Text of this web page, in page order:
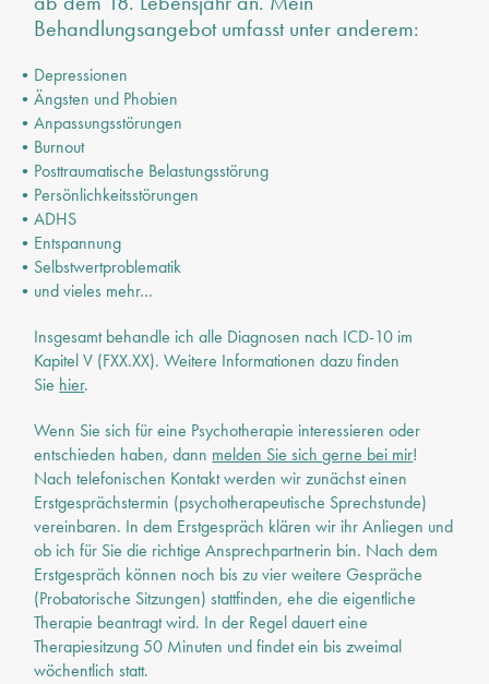
Behandlungsangebot umfasst unter anderem:
Depressionen
Ängsten und Phobien
Anpassungsstörungen
Burnout
Posttraumatische Belastungsstörung
Persönlichkeitsstörungen
ADHS
Entspannung
Selbstwertproblematik
und vieles mehr…
Insgesamt behandle ich alle Diagnosen nach ICD-10 im
Kapitel V (FXX.XX). Weitere Informationen dazu finden
Sie hier.
Wenn Sie sich für eine Psychotherapie interessieren oder
entschieden haben, dann melden Sie sich gerne bei mir!
Nach telefonischen Kontakt werden wir zunächst einen
Erstgesprächstermin (psychotherapeutische Sprechstunde)
vereinbaren. In dem Erstgespräch klären wir ihr Anliegen und
ob ich für Sie die richtige Ansprechpartnerin bin. Nach dem
Erstgespräch können noch bis zu vier weitere Gespräche
(Probatorische Sitzungen) stattfinden, ehe die eigentliche
Therapie beantragt wird. In der Regel dauert eine
Therapiesitzung 50 Minuten und findet ein bis zweimal
wöchentlich statt.